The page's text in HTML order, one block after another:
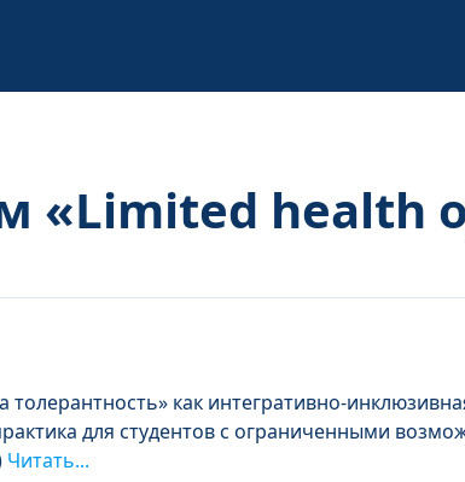
«Limited health
толерантность» как интегративно-
для студентов с ограниченными
Читать...